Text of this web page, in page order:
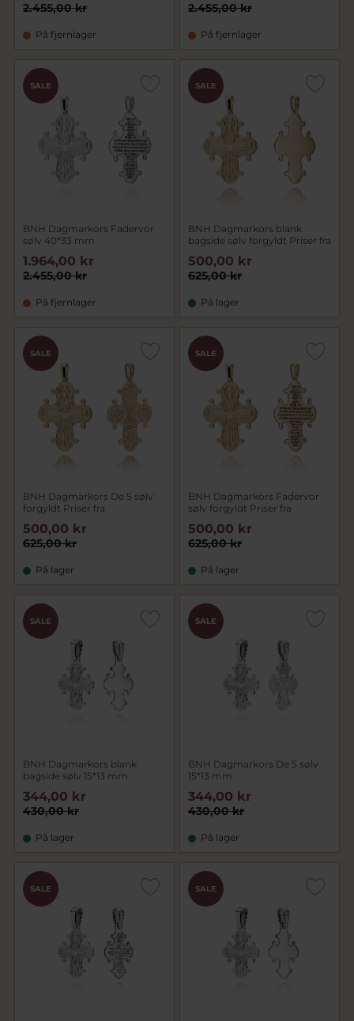
2.455,00 kr
På fjernlager
2.455,00 kr
På fjernlager
SALE
BNH Dagmarkors Fadervor
sølv 40*33 mm
2.455,00 kr
1.964,00 kr
På fjernlager
SALE
BNH Dagmarkors blank
bagside sølv forgyldt Priser fra
625,00 kr
500,00 kr
På lager
SALE
BNH Dagmarkors De 5 sølv
forgyldt Priser fra
625,00 kr
500,00 kr
På lager
SALE
BNH Dagmarkors Fadervor
sølv forgyldt Priser fra
625,00 kr
500,00 kr
På lager
SALE
BNH Dagmarkors blank
bagside sølv 15*13 mm
430,00 kr
344,00 kr
På lager
SALE
BNH Dagmarkors De 5 sølv
15*13 mm
430,00 kr
344,00 kr
På lager
SALE SALE